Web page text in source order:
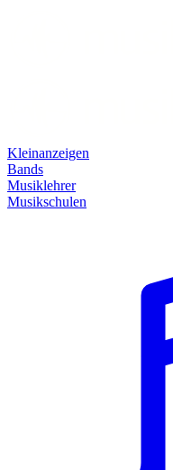
Kleinanzeigen
Bands
Musiklehrer
Musikschulen